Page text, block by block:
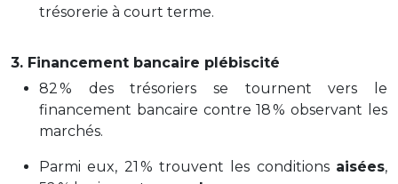
trésorerie à court terme.
3. Financement bancaire plébiscité
82 % des trésoriers se tournent vers le
financement bancaire contre 18 % observant les
marchés.
Parmi eux, 21 % trouvent les conditions aisées,